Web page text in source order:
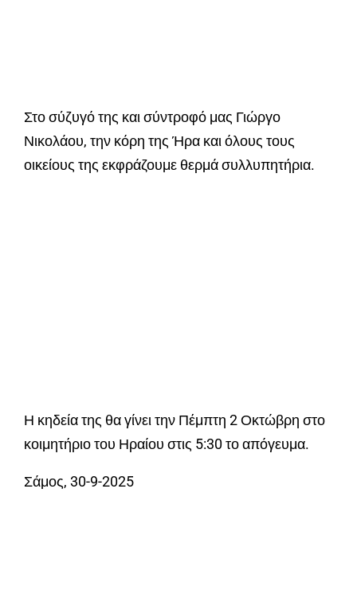
Στο σύζυγό της και σύντροφό μας Γιώργο
Νικολάου, την κόρη της Ήρα και όλους τους
οικείους της εκφράζουμε θερμά συλλυπητήρια.
Η κηδεία της θα γίνει την Πέμπτη 2 Οκτώβρη στο
κοιμητήριο του Ηραίου στις 5:30 το απόγευμα.
Σάμος, 30-9-2025